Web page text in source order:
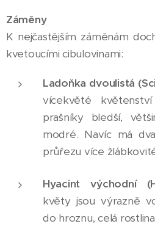
Záměny
K nejčastějším záměnám
kvetoucími cibulovinami:
Ladoňka dvoulistá
vícekvěté
prašníky bledší,
modré. Navíc má
průřezu více
Hyacint východní
květy jsou výrazně
do hroznu, celá